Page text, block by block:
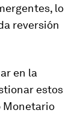
lo
reversión
en la
estos
Monetario